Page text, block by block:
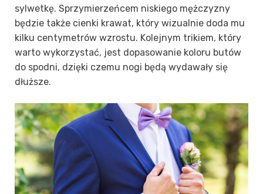
sylwetkę. Sprzymierzeńcem niskiego mężczyzny
będzie także cienki krawat, który wizualnie doda mu
kilku centymetrów wzrostu. Kolejnym trikiem, który
warto wykorzystać, jest dopasowanie koloru butów
do spodni, dzięki czemu nogi będą wydawały się
dłuższe.